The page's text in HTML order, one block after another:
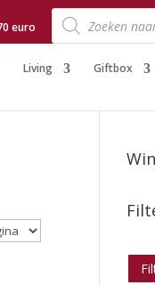
euro
Producten
zoeken
Living Giftbox